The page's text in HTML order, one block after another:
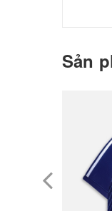
Sản